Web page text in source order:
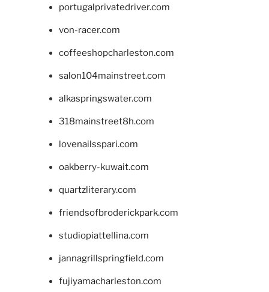
portugalprivatedriver.com
von-racer.com
coffeeshopcharleston.com
salon104mainstreet.com
alkaspringswater.com
318mainstreet8h.com
lovenailsspari.com
oakberry-kuwait.com
quartzliterary.com
friendsofbroderickpark.com
studiopiattellina.com
jannagrillspringfield.com
fujiyamacharleston.com